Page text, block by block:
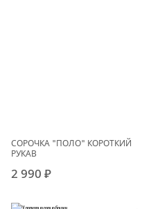
СОРОЧКА "ПОЛО" КОРОТКИЙ
РУКАВ
2 990 ₽